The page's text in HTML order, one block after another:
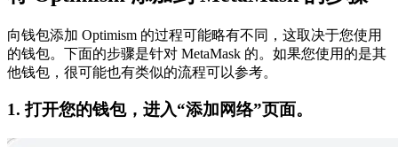
向钱包添加 Optimism 的过程可能略有不同，这取决于您使用
的钱包。下面的步骤是针对 MetaMask 的。如果您使用的是其
他钱包，很可能也有类似的流程可以参考。
1. 打开您的钱包，进入“添加网络”页面。